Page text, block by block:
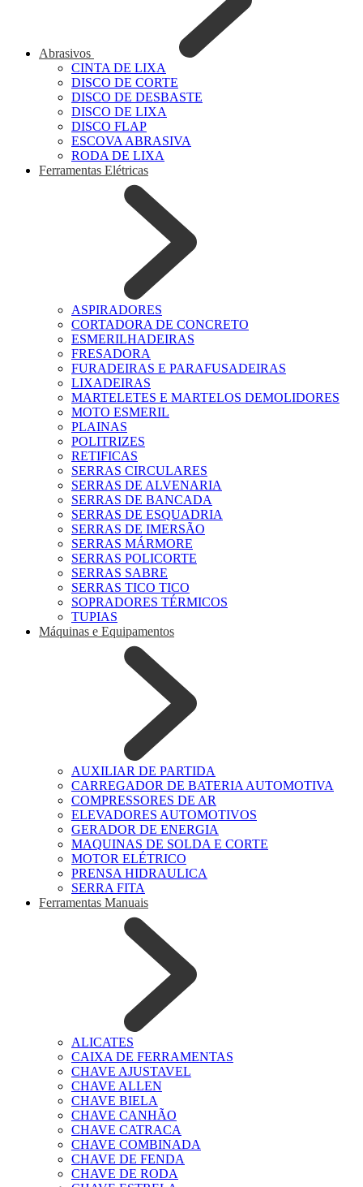
Abrasivos
CINTA DE LIXA
DISCO DE CORTE
DISCO DE DESBASTE
DISCO DE LIXA
DISCO FLAP
ESCOVA ABRASIVA
RODA DE LIXA
Ferramentas Elétricas
ASPIRADORES
CORTADORA DE CONCRETO
ESMERILHADEIRAS
FRESADORA
FURADEIRAS E PARAFUSADEIRAS
LIXADEIRAS
MARTELETES E MARTELOS DEMOLIDORES
MOTO ESMERIL
PLAINAS
POLITRIZES
RETIFICAS
SERRAS CIRCULARES
SERRAS DE ALVENARIA
SERRAS DE BANCADA
SERRAS DE ESQUADRIA
SERRAS DE IMERSÃO
SERRAS MÁRMORE
SERRAS POLICORTE
SERRAS SABRE
SERRAS TICO TICO
SOPRADORES TÉRMICOS
TUPIAS
Máquinas e Equipamentos
AUXILIAR DE PARTIDA
CARREGADOR DE BATERIA AUTOMOTIVA
COMPRESSORES DE AR
ELEVADORES AUTOMOTIVOS
GERADOR DE ENERGIA
MAQUINAS DE SOLDA E CORTE
MOTOR ELÉTRICO
PRENSA HIDRAULICA
SERRA FITA
Ferramentas Manuais
ALICATES
CAIXA DE FERRAMENTAS
CHAVE AJUSTAVEL
CHAVE ALLEN
CHAVE BIELA
CHAVE CANHÃO
CHAVE CATRACA
CHAVE COMBINADA
CHAVE DE FENDA
CHAVE DE RODA